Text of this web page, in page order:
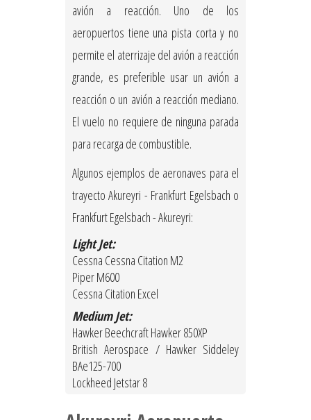
avión a reacción. Uno de los
aeropuertos tiene una pista corta y no
permite el aterrizaje del avión a reacción
grande, es preferible usar un avión a
reacción o un avión a reacción mediano.
El vuelo no requiere de ninguna parada
para recarga de combustible.
Algunos ejemplos de aeronaves para el
trayecto Akureyri - Frankfurt Egelsbach o
Frankfurt Egelsbach - Akureyri:
Light Jet:
Cessna Cessna Citation M2
Piper M600
Cessna Citation Excel
Medium Jet:
Hawker Beechcraft Hawker 850XP
British Aerospace / Hawker Siddeley
BAe125-700
Lockheed Jetstar 8